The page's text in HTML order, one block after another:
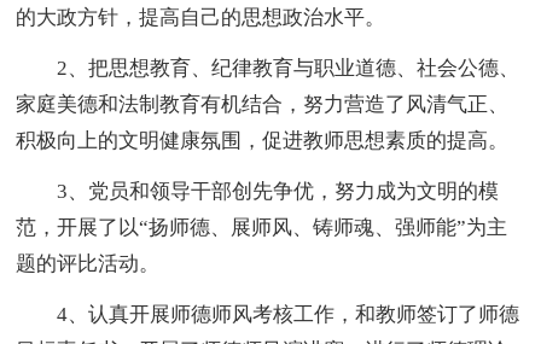
的大政方针，提高自己的思想政治水平。
2、把思想教育、纪律教育与职业道德、社会公德、
家庭美德和法制教育有机结合，努力营造了风清气正、
积极向上的文明健康氛围，促进教师思想素质的提高。
3、党员和领导干部创先争优，努力成为文明的模
范，开展了以“扬师德、展师风、铸师魂、强师能”为主
题的评比活动。
4、认真开展师德师风考核工作，和教师签订了师德